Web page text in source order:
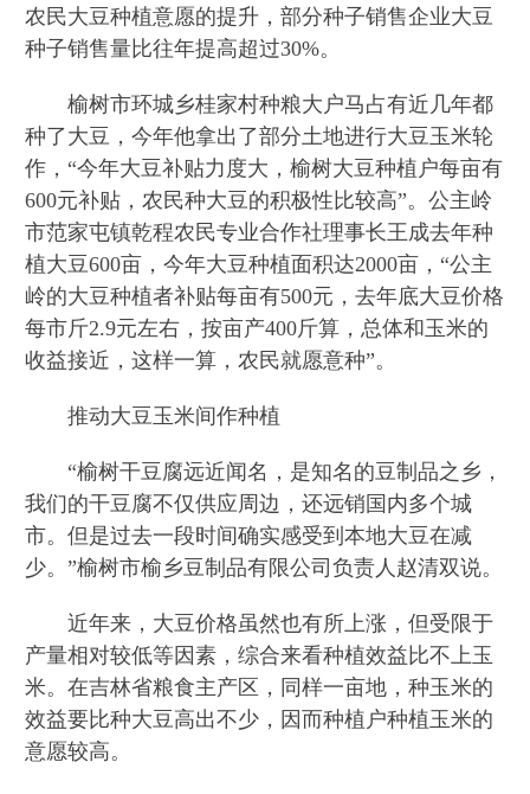
农民大豆种植意愿的提升，部分种子销售企业大豆
种子销售量比往年提高超过30%。
榆树市环城乡桂家村种粮大户马占有近几年都
种了大豆，今年他拿出了部分土地进行大豆玉米轮
作，“今年大豆补贴力度大，榆树大豆种植户每亩有
600元补贴，农民种大豆的积极性比较高”。公主岭
市范家屯镇乾程农民专业合作社理事长王成去年种
植大豆600亩，今年大豆种植面积达2000亩，“公主
岭的大豆种植者补贴每亩有500元，去年底大豆价格
每市斤2.9元左右，按亩产400斤算，总体和玉米的
收益接近，这样一算，农民就愿意种”。
推动大豆玉米间作种植
“榆树干豆腐远近闻名，是知名的豆制品之乡，
我们的干豆腐不仅供应周边，还远销国内多个城
市。但是过去一段时间确实感受到本地大豆在减
少。”榆树市榆乡豆制品有限公司负责人赵清双说。
近年来，大豆价格虽然也有所上涨，但受限于
产量相对较低等因素，综合来看种植效益比不上玉
米。在吉林省粮食主产区，同样一亩地，种玉米的
效益要比种大豆高出不少，因而种植户种植玉米的
意愿较高。